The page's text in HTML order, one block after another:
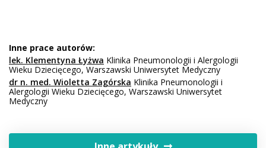
Inne prace autorów:
lek. Klementyna Łyżwa Klinika Pneumonologii i Alergologii
Wieku Dziecięcego, Warszawski Uniwersytet Medyczny
dr n. med. Wioletta Zagórska Klinika Pneumonologii i
Alergologii Wieku Dziecięcego, Warszawski Uniwersytet
Medyczny